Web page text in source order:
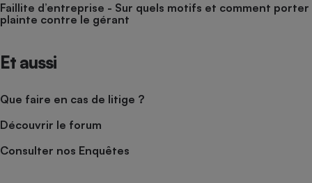
Faillite d’entreprise - Sur quels motifs et comment porter
plainte contre le gérant
Et aussi
Que faire en cas de litige ?
Découvrir le forum
Consulter nos Enquêtes